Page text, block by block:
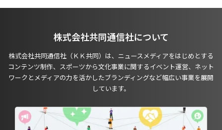
株式会社共同通信社について
株式会社共同通信社（ＫＫ共同）は、ニュースメディアをはじめとする
コンテンツ制作、スポーツから文化事業に関するイベント運営、ネット
ワークとメディアの力を活かしたブランディングなど幅広い事業を展開
しています。